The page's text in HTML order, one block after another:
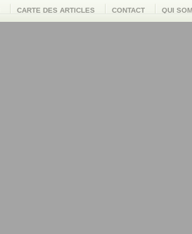
CARTE DES ARTICLES CONTACT QUI